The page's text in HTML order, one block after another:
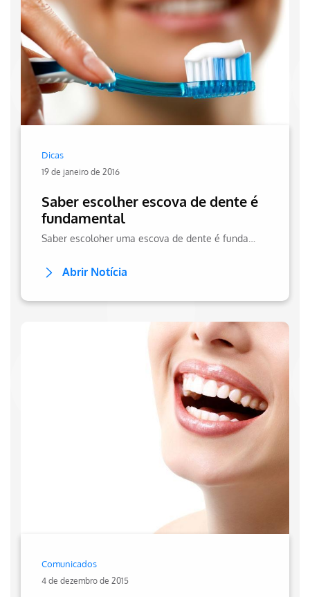
Dicas
19 de janeiro de 2016
Saber escolher escova de dente é
fundamental
Abrir Notícia
Comunicados
4 de dezembro de 2015